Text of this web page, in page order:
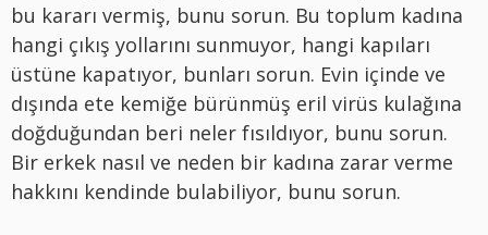
bu kararı vermiş, bunu sorun. Bu toplum kadına
hangi çıkış yollarını sunmuyor, hangi kapıları
üstüne kapatıyor, bunları sorun. Evin içinde ve
dışında ete kemiğe bürünmüş eril virüs kulağına
doğduğundan beri neler fısıldıyor, bunu sorun.
Bir erkek nasıl ve neden bir kadına zarar verme
hakkını kendinde bulabiliyor, bunu sorun.